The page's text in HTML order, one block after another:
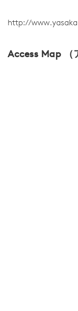
http://
Access Map （